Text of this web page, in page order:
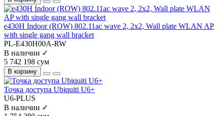
e430H Indoor (ROW) 802.11ac wave 2, 2x2, Wall plate WLAN AP
with single gang wall bracket
PL-E430H00A-RW
В наличии ✓
5 742 198 сум
В корзину
Точка доступа Ubiquiti U6+
U6-PLUS
В наличии ✓